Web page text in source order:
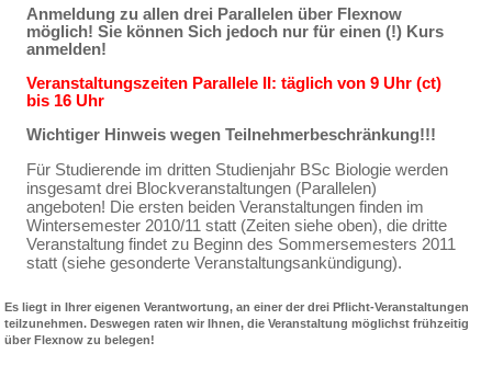
Anmeldung zu allen drei Parallelen über Flexnow
möglich! Sie können Sich jedoch nur für einen (!) Kurs
anmelden!
Veranstaltungszeiten Parallele II: täglich von 9 Uhr (ct)
bis 16 Uhr
Wichtiger Hinweis wegen Teilnehmerbeschränkung!!!
Für Studierende im dritten Studienjahr BSc Biologie werden
insgesamt drei Blockveranstaltungen (Parallelen)
angeboten! Die ersten beiden Veranstaltungen finden im
Wintersemester 2010/11 statt (Zeiten siehe oben), die dritte
Veranstaltung findet zu Beginn des Sommersemesters 2011
statt (siehe gesonderte Veranstaltungsankündigung).
Es liegt in Ihrer eigenen Verantwortung, an einer der drei Pflicht-Veranstaltungen
teilzunehmen. Deswegen raten wir Ihnen, die Veranstaltung möglichst frühzeitig
über Flexnow zu belegen!